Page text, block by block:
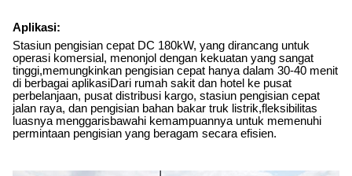
Aplikasi:
Stasiun pengisian cepat DC 180kW, yang dirancang untuk
operasi komersial, menonjol dengan kekuatan yang sangat
tinggi,memungkinkan pengisian cepat hanya dalam 30-40 menit
di berbagai aplikasiDari rumah sakit dan hotel ke pusat
perbelanjaan, pusat distribusi kargo, stasiun pengisian cepat
jalan raya, dan pengisian bahan bakar truk listrik,fleksibilitas
luasnya menggarisbawahi kemampuannya untuk memenuhi
permintaan pengisian yang beragam secara efisien.